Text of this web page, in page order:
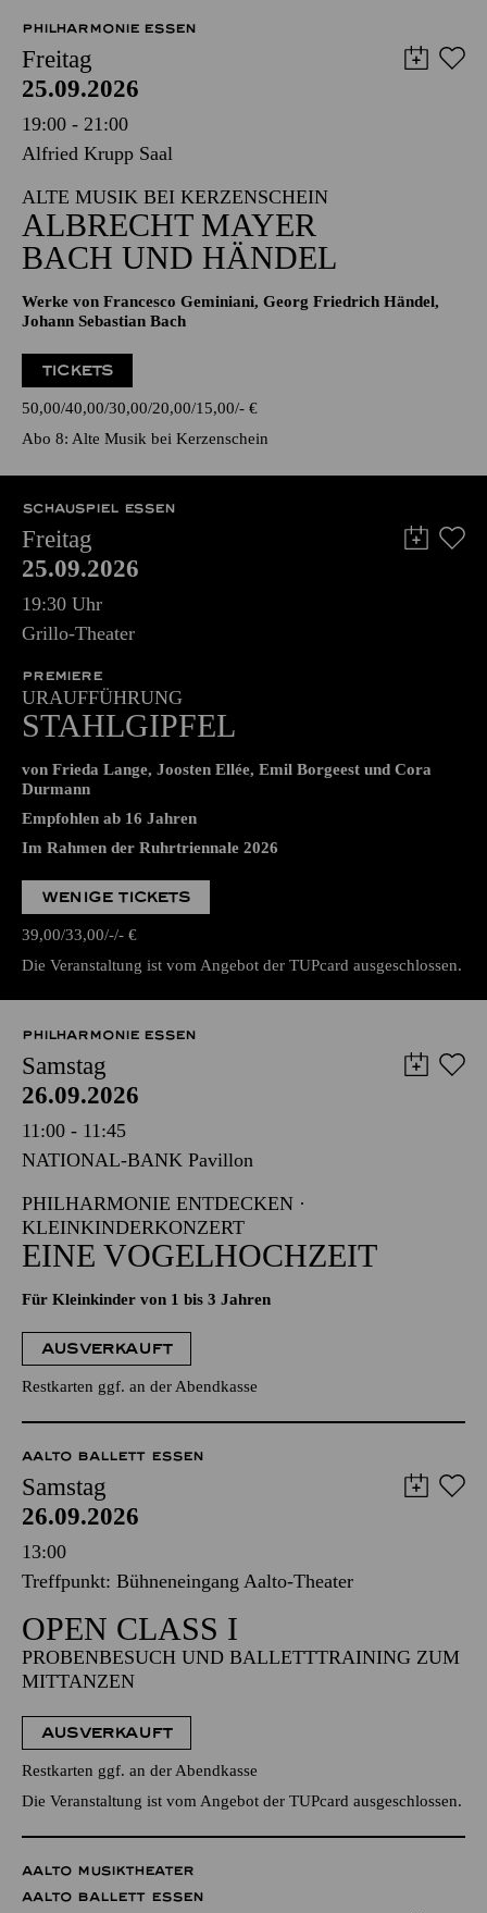
PHILHARMONIE ESSEN
Freitag
25.09.2026
19:00 - 21:00
Alfried Krupp Saal
ALTE MUSIK BEI KERZENSCHEIN
ALBRECHT MAYER
BACH UND HÄNDEL
Werke von Francesco Geminiani, Georg Friedrich Händel,
Johann Sebastian Bach
TICKETS
50,00 40,00 30,00 20,00 15,00 - €
Abo 8: Alte Musik bei Kerzenschein
SCHAUSPIEL ESSEN
Freitag
25.09.2026
19:30 Uhr
Grillo-Theater
PREMIERE
URAUFFÜHRUNG
STAHLGIPFEL
von Frieda Lange, Joosten Ellée, Emil Borgeest und Cora
Durmann
Empfohlen ab 16 Jahren
Im Rahmen der Ruhrtriennale 2026
WENIGE TICKETS
39,00 33,00 - - €
Die Veranstaltung ist vom Angebot der TUPcard ausgeschlossen.
PHILHARMONIE ESSEN
Samstag
26.09.2026
11:00 - 11:45
NATIONAL-BANK Pavillon
PHILHARMONIE ENTDECKEN ·
KLEINKINDERKONZERT
EINE VOGELHOCHZEIT
Für Kleinkinder von 1 bis 3 Jahren
AUSVERKAUFT
Restkarten ggf. an der Abendkasse
AALTO BALLETT ESSEN
Samstag
26.09.2026
13:00
Treffpunkt: Bühneneingang Aalto-Theater
OPEN CLASS I
PROBENBESUCH UND BALLETTTRAINING ZUM
MITTANZEN
AUSVERKAUFT
Restkarten ggf. an der Abendkasse
Die Veranstaltung ist vom Angebot der TUPcard ausgeschlossen.
AALTO MUSIKTHEATER
AALTO BALLETT ESSEN